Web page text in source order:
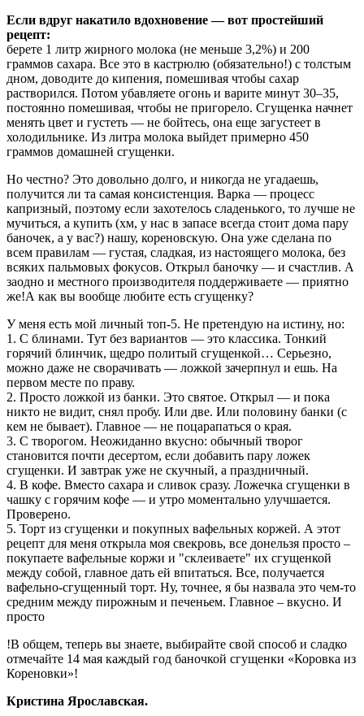
Если вдруг накатило вдохновение — вот простейший
рецепт:
берете 1 литр жирного молока (не меньше 3,2%) и 200
граммов сахара. Все это в кастрюлю (обязательно!) с толстым
дном, доводите до кипения, помешивая чтобы сахар
растворился. Потом убавляете огонь и варите минут 30–35,
постоянно помешивая, чтобы не пригорело. Сгущенка начнет
менять цвет и густеть — не бойтесь, она еще загустеет в
холодильнике. Из литра молока выйдет примерно 450
граммов домашней сгущенки.
Но честно? Это довольно долго, и никогда не угадаешь,
получится ли та самая консистенция. Варка — процесс
капризный, поэтому если захотелось сладенького, то лучше не
мучиться, а купить (хм, у нас в запасе всегда стоит дома пару
баночек, а у вас?) нашу, кореновскую. Она уже сделана по
всем правилам — густая, сладкая, из настоящего молока, без
всяких пальмовых фокусов. Открыл баночку — и счастлив. А
заодно и местного производителя поддерживаете — приятно
же!А как вы вообще любите есть сгущенку?
У меня есть мой личный топ-5. Не претендую на истину, но:
1. С блинами. Тут без вариантов — это классика. Тонкий
горячий блинчик, щедро политый сгущенкой… Серьезно,
можно даже не сворачивать — ложкой зачерпнул и ешь. На
первом месте по праву.
2. Просто ложкой из банки. Это святое. Открыл — и пока
никто не видит, снял пробу. Или две. Или половину банки (с
кем не бывает). Главное — не поцарапаться о края.
3. С творогом. Неожиданно вкусно: обычный творог
становится почти десертом, если добавить пару ложек
сгущенки. И завтрак уже не скучный, а праздничный.
4. В кофе. Вместо сахара и сливок сразу. Ложечка сгущенки в
чашку с горячим кофе — и утро моментально улучшается.
Проверено.
5. Торт из сгущенки и покупных вафельных коржей. А этот
рецепт для меня открыла моя свекровь, все донельзя просто –
покупаете вафельные коржи и "склеиваете" их сгущенкой
между собой, главное дать ей впитаться. Все, получается
вафельно-сгущенный торт. Ну, точнее, я бы назвала это чем-то
средним между пирожным и печеньем. Главное – вкусно. И
просто
!В общем, теперь вы знаете, выбирайте свой способ и сладко
отмечайте 14 мая каждый год баночкой сгущенки «Коровка из
Кореновки»!
Кристина Ярославская.